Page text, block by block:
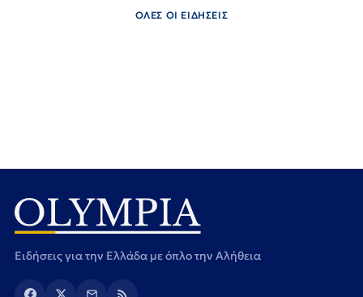
ΟΛΕΣ ΟΙ ΕΙΔΗΣΕΙΣ
Ειδήσεις για την Ελλάδα με όπλο την Αλήθεια